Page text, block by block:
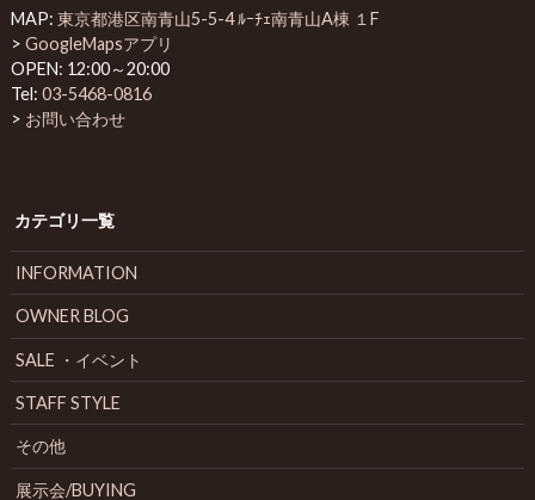
MAP: 東京都港区南青山5-5-4 ﾙｰﾁｪ南青山A棟 １F
> GoogleMapsアプリ
OPEN: 12:00～20:00
Tel: 03-5468-0816
> お問い合わせ
カテゴリ一覧
INFORMATION
OWNER BLOG
SALE ・イベント
STAFF STYLE
その他
展示会/BUYING